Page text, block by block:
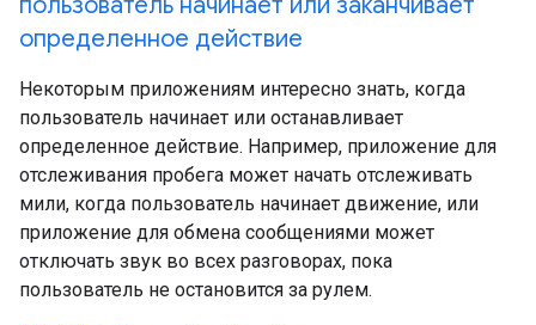
определенное действие
Некоторым приложениям интересно знать, когда
пользователь начинает или останавливает
определенное действие. Например, приложение для
отслеживания пробега может начать отслеживать
мили, когда пользователь начинает движение, или
приложение для обмена сообщениями может
отключать звук во всех разговорах, пока
пользователь не остановится за рулем.